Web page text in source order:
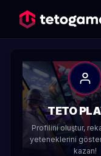
TETO
Profilini oluştur,
yeteneklerini
kazan!